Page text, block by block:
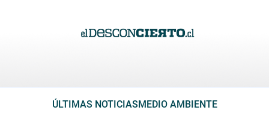
ÚLTIMAS NOTICIASMEDIO AMBIENTE